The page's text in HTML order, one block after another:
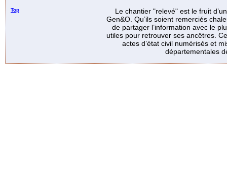
Top
Le chantier "relevé" est le fruit
Gen&O. Qu’ils soient remerciés
de partager l’information avec le
utiles pour retrouver ses ancêtres.
actes d’état civil numérisés et
départementales